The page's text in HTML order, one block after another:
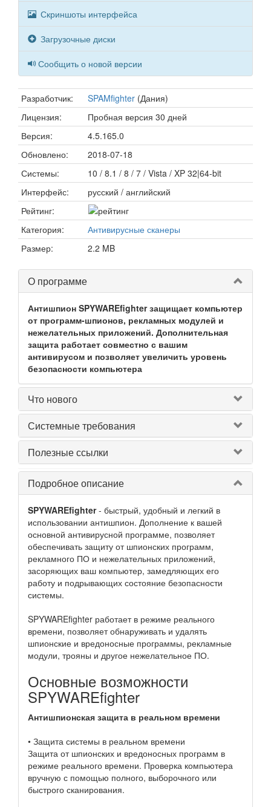
Скриншоты интерфейса
Загрузочные диски
Сообщить о новой версии
Разработчик: SPAMfighter (Дания)
Лицензия:
Пробная версия 30 дней
Версия:
4.5.165.0
Обновлено:
2018-07-18
Системы:
10 / 8.1 / 8 / 7 / Vista / XP 32|64-bit
Интерфейс:
русский / английский
Рейтинг:
Категория:
Антивирусные сканеры
Размер:
2.2 MB
О программе
Антишпион SPYWAREfighter защищает компьютер
от программ-шпионов, рекламных модулей и
нежелательных приложений. Дополнительная
защита работает совместно с вашим
антивирусом и позволяет увеличить уровень
безопасности компьютера
Что нового
Системные требования
Полезные ссылки
Подробное описание
SPYWAREfighter- быстрый, удобный и легкий в
использовании антишпион. Дополнение к вашей
основной антивирусной программе, позволяет
обеспечивать защиту от шпионских программ,
рекламного ПО и нежелательных приложений,
засоряющих ваш компьютер, замедляющих его
работу и подрывающих состояние безопасности
системы.
SPYWAREfighter работает в режиме реального
времени, позволяет обнаруживать и удалять
шпионские и вредоносные программы, рекламные
модули, трояны и другое нежелательное ПО.
Основные возможности
SPYWAREfighter
Антишпионская защита в реальном времени
• Защита системы в реальном времени
Защита от шпионских и вредоносных программ в
режиме реального времени. Проверка компьютера
вручную с помощью полного, выборочного или
быстрого сканирования.